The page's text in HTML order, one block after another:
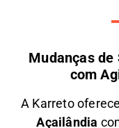
Mudanças de
com
A Karretooferece
Açailândia